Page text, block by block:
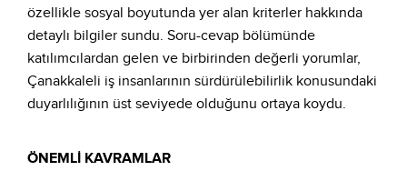
özellikle sosyal boyutunda yer alan kriterler hakkında
detaylı bilgiler sundu. Soru-cevap bölümünde
katılımcılardan gelen ve birbirinden değerli yorumlar,
Çanakkaleli iş insanlarının sürdürülebilirlik konusundaki
duyarlılığının üst seviyede olduğunu ortaya koydu.
ÖNEMLİ KAVRAMLAR